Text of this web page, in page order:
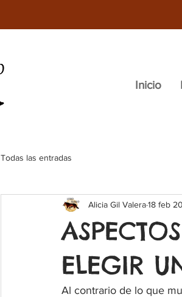
Inicio
Todas las entradas
ELEGIR
Alicia Gil Valera18 feb
Al contrario de lo que